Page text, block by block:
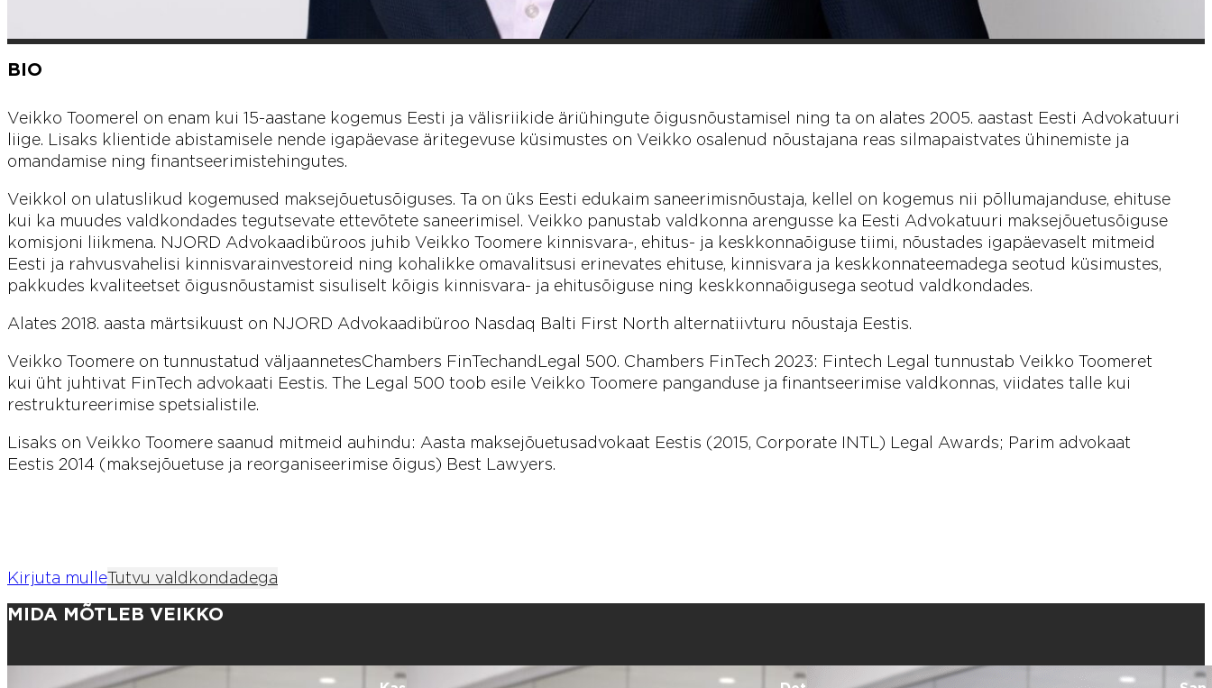
BIO
Veikko Toomerel on enam kui 15-aastane kogemus Eesti ja välisriikide äriühingute õigusnõustamisel ning ta on alates 2005. aastast Eesti Advokatuuri
liige. Lisaks klientide abistamisele nende igapäevase äritegevuse küsimustes on Veikko osalenud nõustajana reas silmapaistvates ühinemiste ja
omandamise ning finantseerimistehingutes.
Veikkol on ulatuslikud kogemused maksejõuetusõiguses. Ta on üks Eesti edukaim saneerimisnõustaja, kellel on kogemus nii põllumajanduse, ehituse
kui ka muudes valdkondades tegutsevate ettevõtete saneerimisel. Veikko panustab valdkonna arengusse ka Eesti Advokatuuri maksejõuetusõiguse
komisjoni liikmena. NJORD Advokaadibüroos juhib Veikko Toomere kinnisvara-, ehitus- ja keskkonnaõiguse tiimi, nõustades igapäevaselt mitmeid
Eesti ja rahvusvahelisi kinnisvarainvestoreid ning kohalikke omavalitsusi erinevates ehituse, kinnisvara ja keskkonnateemadega seotud küsimustes,
pakkudes kvaliteetset õigusnõustamist sisuliselt kõigis kinnisvara- ja ehitusõiguse ning keskkonnaõigusega seotud valdkondades.
Alates 2018. aasta märtsikuust on NJORD Advokaadibüroo Nasdaq Balti First North alternatiivturu nõustaja Eestis.
Veikko Toomere on tunnustatud väljaannetes Chambers FinTech and Legal 500. Chambers FinTech 2023: Fintech Legal tunnustab Veikko Toomeret
kui üht juhtivat FinTech advokaati Eestis. The Legal 500 toob esile Veikko Toomere panganduse ja finantseerimise valdkonnas, viidates talle kui
restruktureerimise spetsialistile.
Lisaks on Veikko Toomere saanud mitmeid auhindu: Aasta maksejõuetusadvokaat Eestis (2015, Corporate INTL) Legal Awards; Parim advokaat
Eestis 2014 (maksejõuetuse ja reorganiseerimise õigus) Best Lawyers.
Kirjuta mulleTutvu valdkondadega
MIDA MÕTLEB VEIKKO